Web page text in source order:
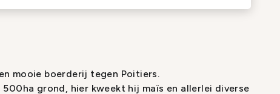
mooie boerderij tegen Poitiers.
grond, hier kweekt hij maïs en allerlei diverse